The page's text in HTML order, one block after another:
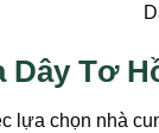
Dây Tơ
lựa chọn nhà